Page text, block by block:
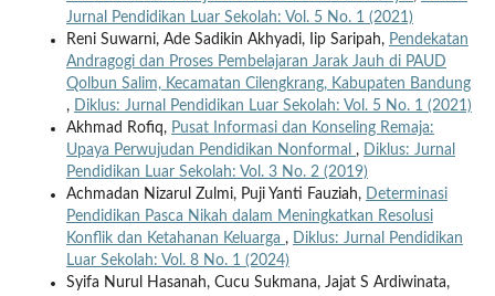
Jurnal Pendidikan Luar Sekolah: Vol. 5 No. 1 (2021)
Reni Suwarni, Ade Sadikin Akhyadi, Iip Saripah, Pendekatan
Andragogi dan Proses Pembelajaran Jarak Jauh di PAUD
Qolbun Salim, Kecamatan Cilengkrang, Kabupaten Bandung
, Diklus: Jurnal Pendidikan Luar Sekolah: Vol. 5 No. 1 (2021)
Akhmad Rofiq, Pusat Informasi dan Konseling Remaja:
Upaya Perwujudan Pendidikan Nonformal , Diklus: Jurnal
Pendidikan Luar Sekolah: Vol. 3 No. 2 (2019)
Achmadan Nizarul Zulmi, Puji Yanti Fauziah, Determinasi
Pendidikan Pasca Nikah dalam Meningkatkan Resolusi
Konflik dan Ketahanan Keluarga , Diklus: Jurnal Pendidikan
Luar Sekolah: Vol. 8 No. 1 (2024)
Syifa Nurul Hasanah, Cucu Sukmana, Jajat S Ardiwinata,